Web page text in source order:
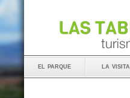
el parque la visita